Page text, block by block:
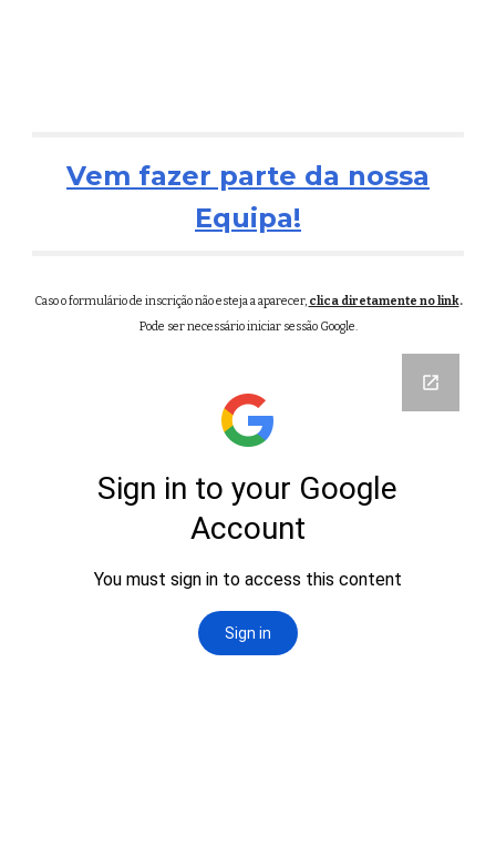
Vem fazer parte da nossa
Equipa!
Caso o formulário de inscrição não esteja a aparecer, clica diretamente no link.
Pode ser necessário iniciar sessão Google.